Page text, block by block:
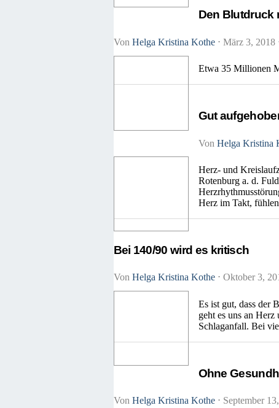
Den Blutdruck
Von Helga Kristina Kothe ⋅ März 3, 2018
Etwa 35 Millionen
Gut
Von Helga Kristina
Herz- und
Rotenburg a. d.
Herz im Takt,
Bei 140/90 wird es kritisch
Von Helga Kristina Kothe ⋅ Oktober 3,
Es ist gut, dass der
geht es uns an
Schlaganfall. Bei
Ohne
Von Helga Kristina Kothe ⋅ September